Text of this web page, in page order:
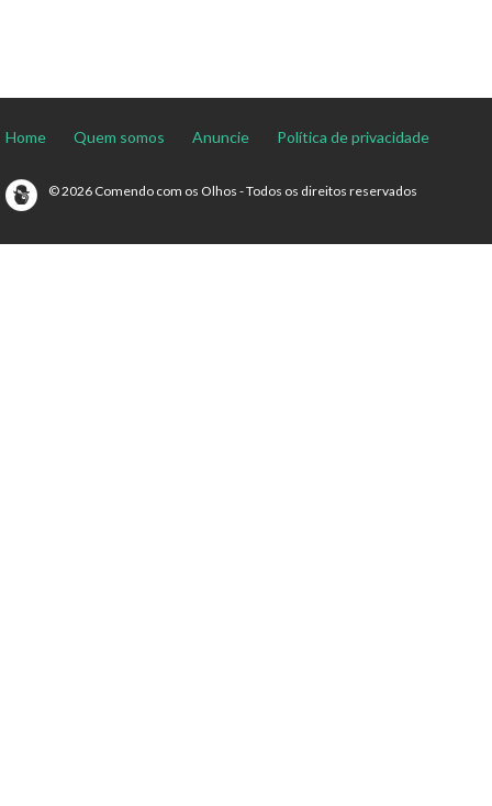
Home Quem somos Anuncie Política de privacidade
© 2026 Comendo com os Olhos - Todos os direitos reservados